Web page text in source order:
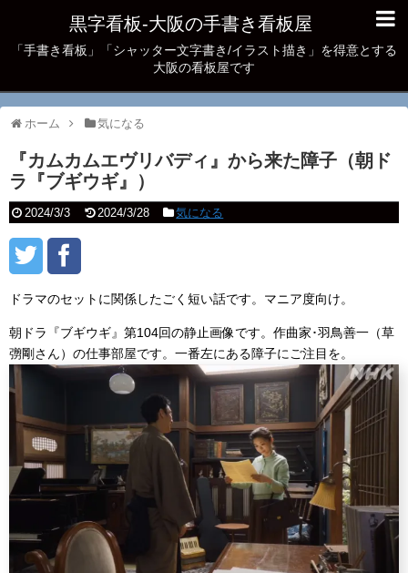
黒字看板‐大阪の手書き看板屋
「手書き看板」「シャッター文字書き/イラスト描き」を得意とする
大阪の看板屋です
ホーム 気になる
『カムカムエヴリバディ』から来た障子（朝ド
ラ『ブギウギ』）
2024/3/3 2024/3/28 気になる
ドラマのセットに関係したごく短い話です。マニア度向け。
朝ドラ『ブギウギ』第104回の静止画像です。作曲家･羽鳥善一（草
彅剛さん）の仕事部屋です。一番左にある障子にご注目を。